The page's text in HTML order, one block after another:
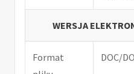
WERSJA
Format
DOC/